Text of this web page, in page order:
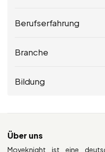
Berufserfahrung
Branche
Bildung
Über uns
Moveknight ist eine